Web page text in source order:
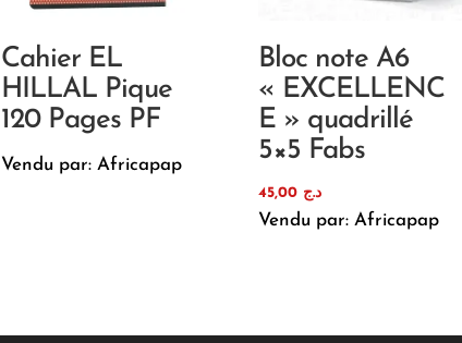
Cahier EL
HILLAL Pique
120 Pages PF
Vendu par: Africapap
Bloc note A6
« EXCELLENC
E » quadrillé
5×5 Fabs
د.ج 45,00
Vendu par: Africapap